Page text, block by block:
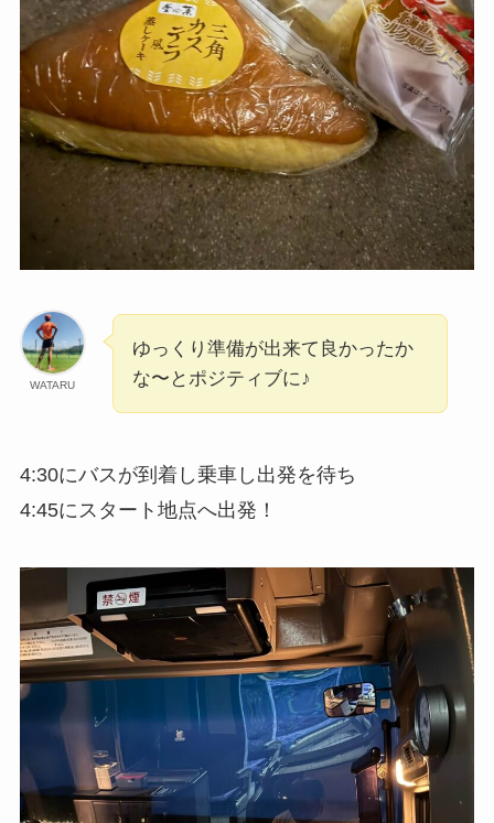
WATARU
ゆっくり準備が出来て良かったか
な〜とポジティブに♪
4:30にバスが到着し乗車し出発を待ち
4:45にスタート地点へ出発！